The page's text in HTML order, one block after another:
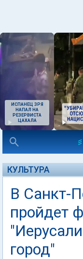
ИСПАНЕЦ ЗРЯ
НАПАЛ НА
РЕЗЕРВИСТА
ЦАХАЛА
КУЛЬТУРА
В Санкт-
пройдет
город"